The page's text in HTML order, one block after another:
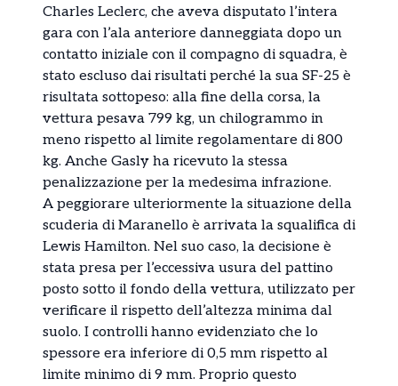
Charles Leclerc, che aveva disputato l’intera
gara con l’ala anteriore danneggiata dopo un
contatto iniziale con il compagno di squadra, è
stato escluso dai risultati perché la sua SF-25 è
risultata sottopeso: alla fine della corsa, la
vettura pesava 799 kg, un chilogrammo in
meno rispetto al limite regolamentare di 800
kg. Anche Gasly ha ricevuto la stessa
penalizzazione per la medesima infrazione.
A peggiorare ulteriormente la situazione della
scuderia di Maranello è arrivata la squalifica di
Lewis Hamilton. Nel suo caso, la decisione è
stata presa per l’eccessiva usura del pattino
posto sotto il fondo della vettura, utilizzato per
verificare il rispetto dell’altezza minima dal
suolo. I controlli hanno evidenziato che lo
spessore era inferiore di 0,5 mm rispetto al
limite minimo di 9 mm. Proprio questo